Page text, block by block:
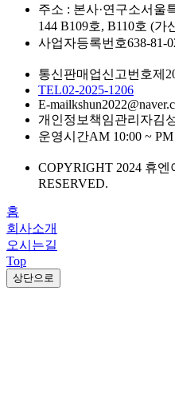
주소 : 본사·연구소서울
144 B109호, B110호 (
사업자등록번호638-81-
통신판매업신고번호제
TEL02-2025-1206
E-mail
개인정보책임관리자김
운영시간AM 10:00 ~ PM
COPYRIGHT 2024 휴
RESERVED.
홈
회사소개
오시는길
Top
상단으로